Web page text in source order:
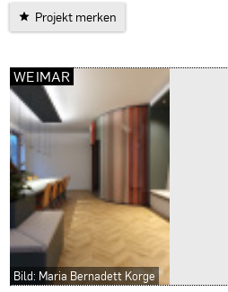
Projekt merken
WEIMAR
Bild: Maria Bernadett Korge